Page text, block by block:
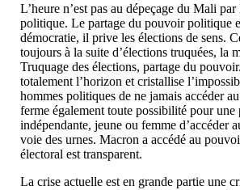
L’heure n’est pas au dépeçage du Mali
politique. Le partage du pouvoir politique
démocratie, il prive les élections de sens.
toujours à la suite d’élections truquées, la
Truquage des élections, partage du
totalement l’horizon et cristallise
hommes politiques de ne jamais accéder
ferme également toute possibilité pour une
indépendante, jeune ou femme d’accéder
voie des urnes. Macron a accédé au
électoral est transparent.
La crise actuelle est en grande partie une